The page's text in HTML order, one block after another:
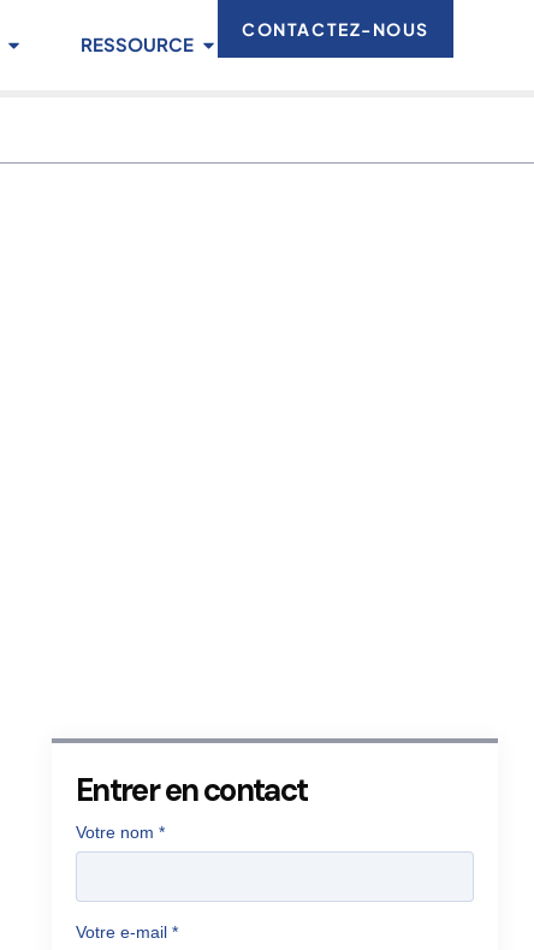
RESSOURCE
CONTACTEZ-NOUS
Entrer en contact
Votre nom *
Votre e-mail *